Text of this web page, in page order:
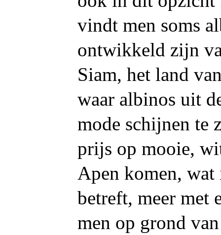
vindt men soms
ontwikkeld zijn
Siam, het land
waar albinos uit
mode schijnen te
prijs op mooie,
Apen komen,
betreft, meer met
men op grond